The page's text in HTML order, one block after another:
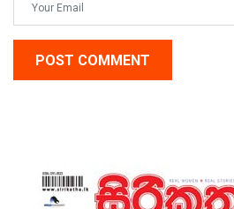
POST COMMENT